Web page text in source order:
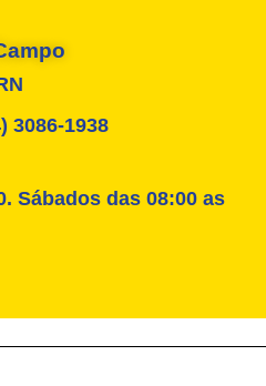
3086-1938
Sábados das 08:00 as